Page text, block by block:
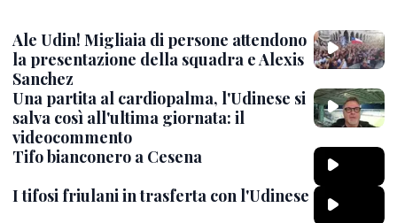
Ale Udin! Migliaia di persone attendono
la presentazione della squadra e Alexis
Sanchez
Una partita al cardiopalma, l'Udinese si
salva così all'ultima giornata: il
videocommento
Tifo bianconero a Cesena
I tifosi friulani in trasferta con l'Udinese